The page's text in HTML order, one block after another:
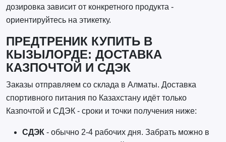
дозировка зависит от конкретного продукта -
ориентируйтесь на этикетку.
ПРЕДТРЕНИК КУПИТЬ В
КЫЗЫЛОРДЕ: ДОСТАВКА
КАЗПОЧТОЙ И СДЭК
Заказы отправляем со склада в Алматы. Доставка
спортивного питания по Казахстану идёт только
Казпочтой и СДЭК - сроки и точки получения ниже:
СДЭК- обычно 2-4 рабочих дня. Забрать можно в